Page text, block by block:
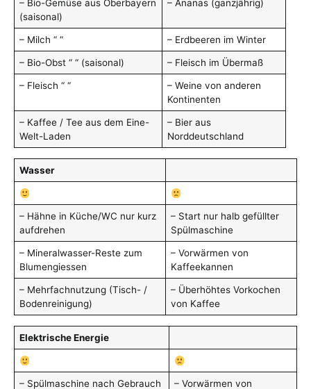
– Bio-Gemüse aus Oberbayern
(saisonal)
– Ananas (ganzjährig)
– Milch “ “ – Erdbeeren im Winter
– Bio-Obst “ “ (saisonal) – Fleisch im Übermaß
– Fleisch “ “
– Weine von anderen
Kontinenten
– Kaffee / Tee aus dem Eine-
Welt-Laden
– Bier aus
Norddeutschland
Wasser
– Hähne in Küche/WC nur kurz
aufdrehen
– Start nur halb gefüllter
Spülmaschine
– Mineralwasser-Reste zum
Blumengiessen
– Vorwärmen von
Kaffeekannen
– Mehrfachnutzung (Tisch- /
Bodenreinigung)
– Überhöhtes Vorkochen
von Kaffee
Elektrische Energie
– Spülmaschine nach Gebrauch
– Vorwärmen von